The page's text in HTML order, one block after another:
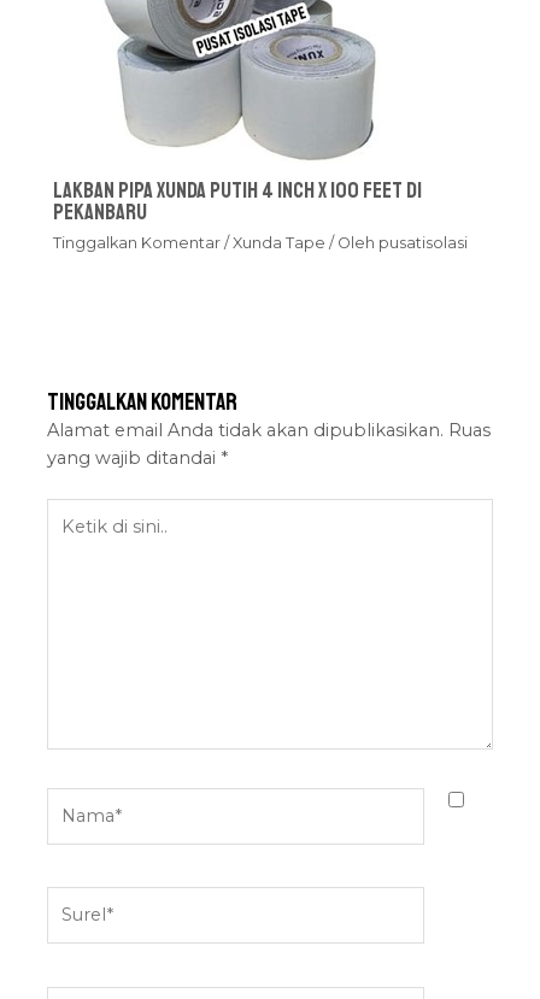
Lakban Pipa Xunda Putih 4 inch x 100 feet Di
Pekanbaru
Tinggalkan Komentar /Xunda Tape / Oleh pusatisolasi
Tinggalkan Komentar
Alamat email Anda tidak akan dipublikasikan. Ruas
yang wajib ditandai *